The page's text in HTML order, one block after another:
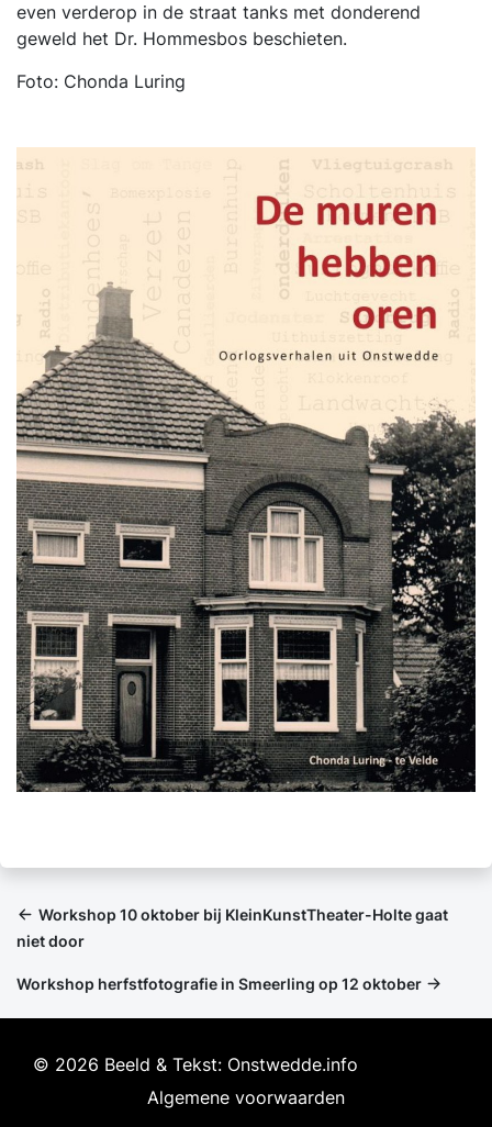
even verderop in de straat tanks met donderend
geweld het Dr. Hommesbos beschieten.
Foto: Chonda Luring
Workshop 10 oktober bij KleinKunstTheater-Holte gaat
niet door
Workshop herfstfotografie in Smeerling op 12 oktober
© 2026 Beeld & Tekst: Onstwedde.info
Algemene voorwaarden